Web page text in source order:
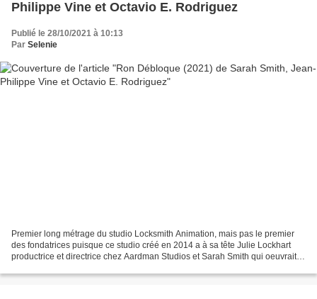
Philippe Vine et Octavio E. Rodriguez
Publié le 28/10/2021 à 10:13
Par Selenie
Premier long métrage du studio Locksmith Animation, mais pas le premier
des fondatrices puisque ce studio créé en 2014 a à sa tête Julie Lockhart
productrice et directrice chez Aardman Studios et Sarah Smith qui oeuvrait